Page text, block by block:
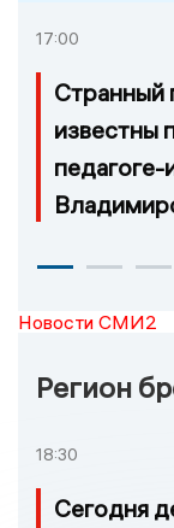
17:00
Странный
известны
Новости СМИ2
Регион
18:30
Сегодня